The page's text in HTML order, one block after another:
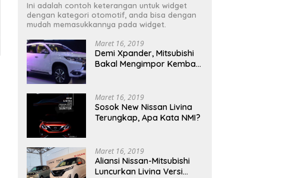
Ini adalah contoh keterangan untuk widget
dengan kategori otomotif, anda bisa dengan
mudah memasukkannya pada widget.
Maret 16, 2019
Demi Xpander, Mitsubishi
Bakal Mengimpor Kembali
Maret 16, 2019
Sosok New Nissan Livina
Terungkap, Apa Kata NMI?
Maret 16, 2019
Aliansi Nissan-Mitsubishi
Luncurkan Livina Versi